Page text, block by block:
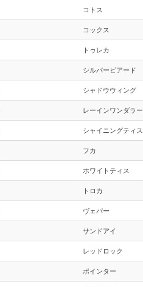
コトス
コックス
トゥレカ
シルバーピアード
シャドウウィング
レーインワンダラー
シャイニングティス
フカ
ホワイトティス
トロカ
ヴェパー
サンドアイ
レッドロック
ポインター